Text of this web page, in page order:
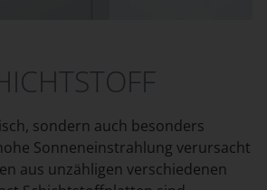
sondern auch besonders
Sonneneinstrahlung verursacht
aus unzähligen verschiedenen